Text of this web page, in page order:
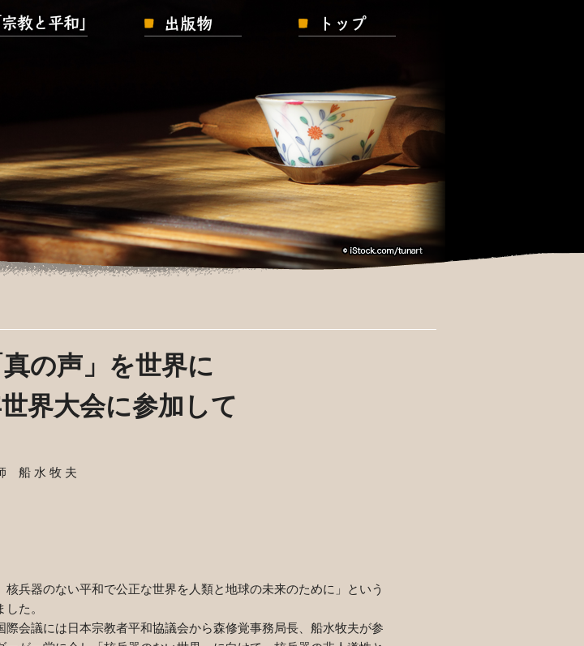
の声」を世界に
界大会に参加して
船 水 牧 夫
兵器のない平和で公正な世界を人類と地球の未来のために」という
た。
会議には日本宗教者平和協議会から森修覚事務局長、船水牧夫が参